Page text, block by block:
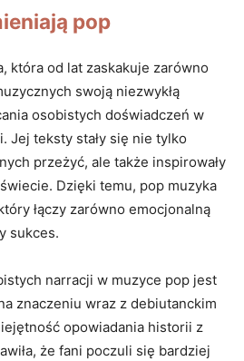
pop
która od‍ lat zaskakuje zarówno
swoją niezwykłą
osobistych doświadczeń w
Jej teksty⁢ stały się​ nie tylko
przeżyć, ale także inspirowały
⁤Dzięki⁢ temu, pop muzyka
łączy zarówno emocjonalną
sukces.
narracji w muzyce⁣ pop jest
‌znaczeniu wraz​ z debiutanckim
opowiadania ​historii z
​że fani poczuli się‍ bardziej